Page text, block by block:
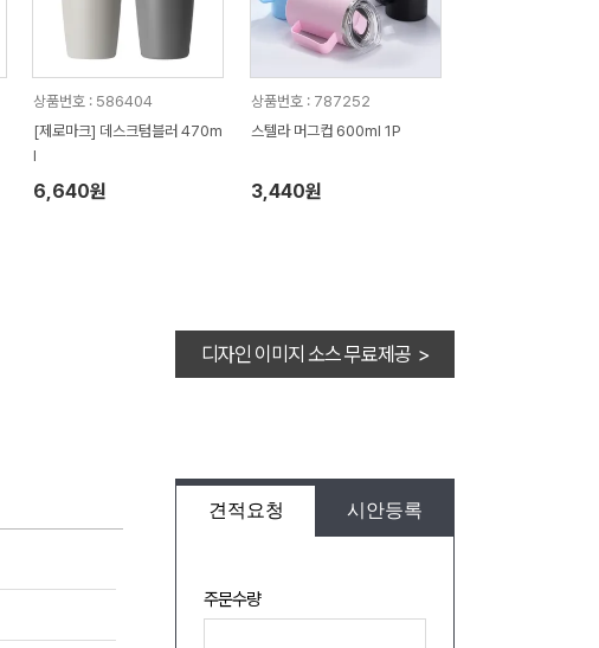
상품번호 : 586404
[제로마크] 데스크텀블러 470m
l
6,640원
상품번호 : 787252
스텔라 머그컵 600ml 1P
3,440원
디자인 이미지 소스 무료제공 >
견적요청 시안등록
주문수량